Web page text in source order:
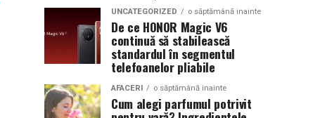
UNCATEGORIZED o săptămână inainte
De ce HONOR Magic V6
continuă să stabilească
standardul în segmentul
telefoanelor pliabile
AFACERI o săptămână inainte
Cum alegi parfumul potrivit